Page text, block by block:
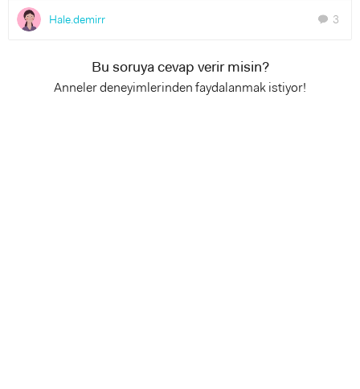
Hale.demirr chat 3
Bu soruya cevap verir misin?
Anneler deneyimlerinden faydalanmak istiyor!